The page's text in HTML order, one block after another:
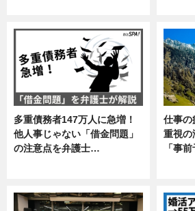
多重債務者147万人に急増！
他人事じゃない「借金問題」
の注意点を弁護士…
仕事の
重視の
「事